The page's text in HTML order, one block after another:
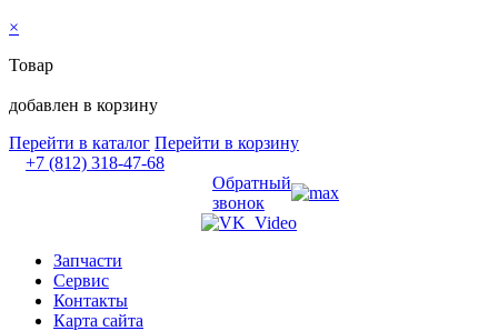
×
Товар
добавлен в корзину
Перейти в каталог Перейти в корзину
+7 (812) 318-47-68
Обратный
звонок
Запчасти
Сервис
Контакты
Карта сайта